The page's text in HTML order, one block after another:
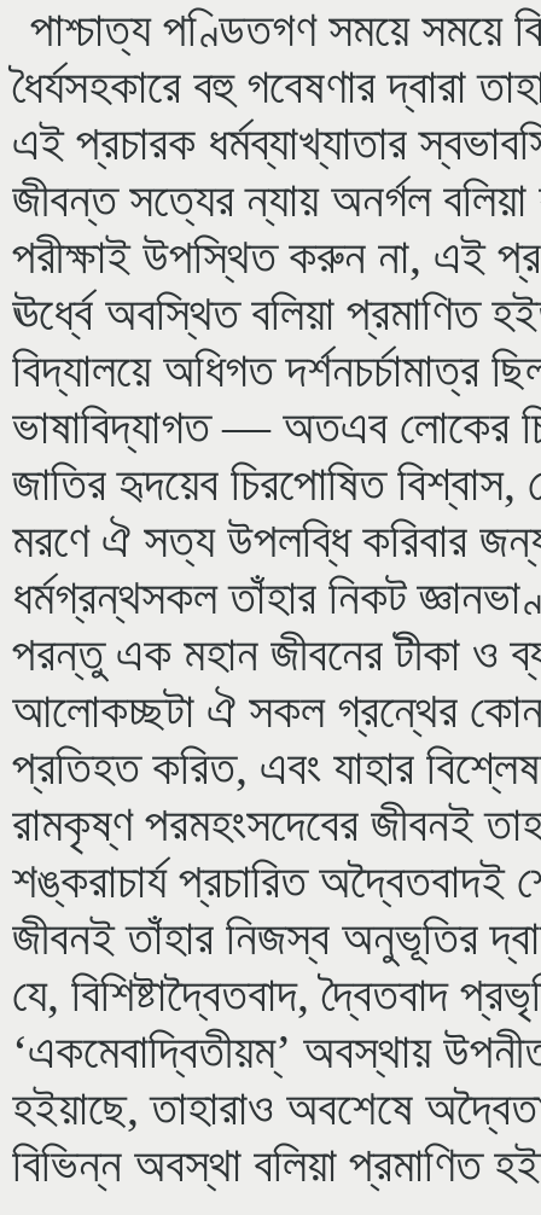
পাশ্চাত্য পণ্ডিতগণ সময়ে সময়ে
ধৈর্যসহকারে বহু গবেষণার দ্বারা
এই প্রচারক ধর্মব্যাখ্যাতার
জীবন্ত সত্যের ন্যায় অনর্গল
পরীক্ষাই উপস্থিত করুন না, এই
ঊর্ধ্বে অবস্থিত বলিয়া প্রমাণিত
বিদ্যালয়ে অধিগত দর্শনচর্চামাত্র
ভাষাবিদ্যাগত — অতএব লোকের
জাতির হৃদয়েব চিরপোষিত বিশ্বাস,
মরণে ঐ সত্য উপলব্ধি করিবার
ধর্মগ্রন্থসকল তাঁহার নিকট
পরন্তু এক মহান জীবনের টীকা ও
আলোকচ্ছটা ঐ সকল গ্রন্থের
প্রতিহত করিত, এবং যাহার
রামকৃষ্ণ পরমহংসদেবের জীবনই
শঙ্করাচার্য প্রচারিত
জীবনই তাঁহার নিজস্ব অনুভূতির
যে, বিশিষ্টাদ্বৈতবাদ, দ্বৈতবাদ
‘একমেবাদ্বিতীয়ম্’‌ অবস্থায়
হইয়াছে, তাহারাও অবশেষে
বিভিন্ন অবস্থা বলিয়া প্রমাণিত